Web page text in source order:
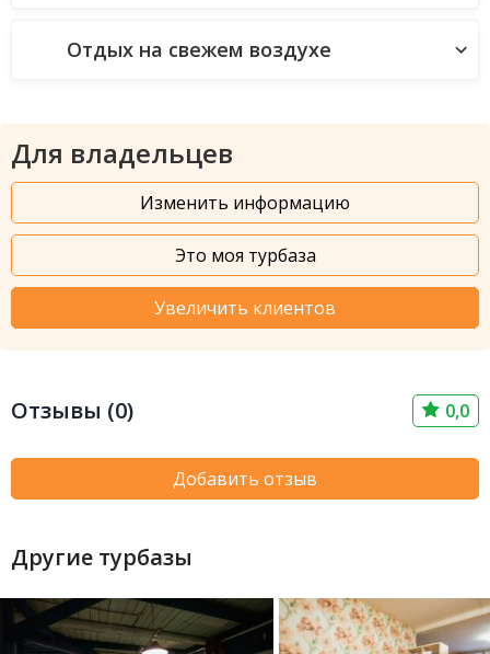
Отдых на свежем воздухе
Для владельцев
Изменить информацию
Это моя турбаза
Увеличить клиентов
Отзывы (0) 0,0
Добавить отзыв
Другие турбазы